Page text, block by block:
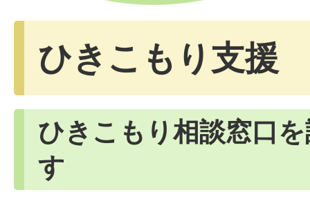
ひきこもり支援
ひきこもり相談窓口
す